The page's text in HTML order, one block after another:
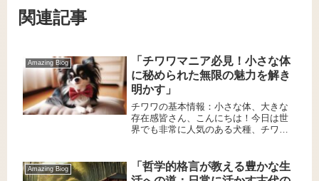
関連記事
Amazing Biog
「チワワマニア必見！小さな体
に秘められた無限の魅力を解き
明かす」
チワワの基本情報：小さな体、大きな
存在感皆さん、こんにちは！今日は世
界でも非常に人気のある犬種、チワワ
楽しく暮らしております。これからチ
ワワとの暮らしを考えている方に少...
Amazing Biog
「哲学的格言が教える豊かな生